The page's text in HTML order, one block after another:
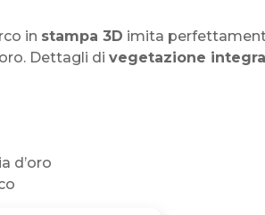
in stampa 3D imita
Dettagli di vegetazione
d’oro